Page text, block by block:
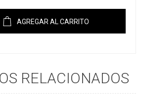
AGREGAR AL CARRITO
RELACIONADOS